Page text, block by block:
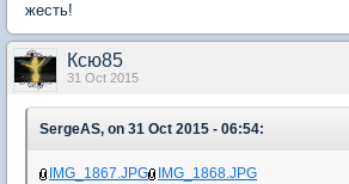
жесть!
Ксю85
31 Oct 2015
SergeAS, on 31 Oct 2015 - 06:54:
IMG_1867.JPG IMG_1868.JPG